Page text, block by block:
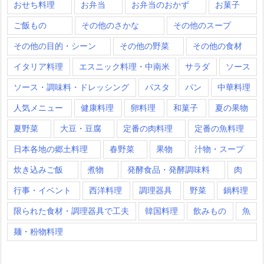
おせち料理 お弁当 お弁当のおかず お菓子
ご飯もの その他のさかな その他のスープ
その他の目的・シーン その他の野菜 その他の食材
イタリア料理 エスニック料理・中南米 サラダ ソース
ソース・調味料・ドレッシング パスタ パン 中華料理
人気メニュー 健康料理 卵料理 和菓子 夏の果物
夏野菜 大豆・豆腐 定番の肉料理 定番の魚料理
日本各地の郷土料理 春野菜 果物 汁物・スープ
炊き込みご飯 煮物 発酵食品・発酵調味料 肉
行事・イベント 西洋料理 調理器具 野菜 鍋料理
限られた食材・調理器具で工夫 韓国料理 飲みもの 魚
麺・粉物料理